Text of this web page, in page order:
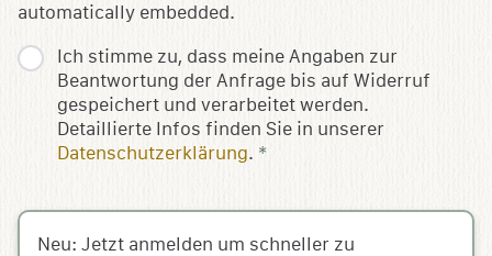
Ich stimme zu, dass meine Angaben zur
Beantwortung der Anfrage bis auf Widerruf
gespeichert und verarbeitet werden.
Detaillierte Infos finden Sie in unserer
Datenschutzerklärung. *
automatically embedded.
Neu: Jetzt anmelden um schneller zu